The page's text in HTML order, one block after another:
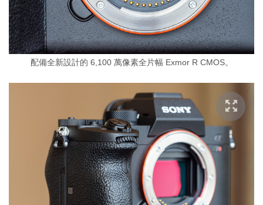
配備全新設計的 6,100 萬像素全片幅 Exmor R CMOS。